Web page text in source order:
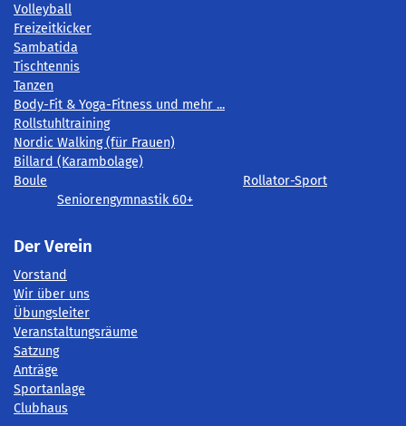
Volleyball
Freizeitkicker
Sambatida
Tischtennis
Tanzen
Body-Fit & Yoga-Fitness und mehr ...
Rollstuhltraining
Nordic Walking (für Frauen)
Billard (Karambolage)
Boule
Rollator-Sport
Seniorengymnastik 60+
Der Verein
Vorstand
Wir über uns
Übungsleiter
Veranstaltungsräume
Satzung
Anträge
Sportanlage
Clubhaus